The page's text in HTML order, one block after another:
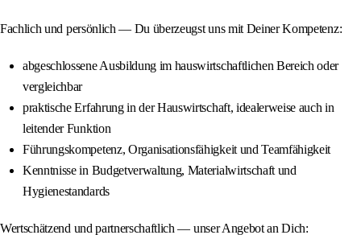
Fachlich und persönlich — Du überzeugst uns mit Deiner Kompetenz:
abgeschlossene Ausbildung im hauswirtschaftlichen Bereich oder
vergleichbar
praktische Erfahrung in der Hauswirtschaft, idealerweise auch in
leitender Funktion
Führungskompetenz, Organisationsfähigkeit und Teamfähigkeit
Kenntnisse in Budgetverwaltung, Materialwirtschaft und
Hygienestandards
Wertschätzend und partnerschaftlich — unser Angebot an Dich: